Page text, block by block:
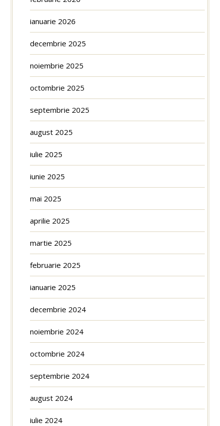
ianuarie 2026
decembrie 2025
noiembrie 2025
octombrie 2025
septembrie 2025
august 2025
iulie 2025
iunie 2025
mai 2025
aprilie 2025
martie 2025
februarie 2025
ianuarie 2025
decembrie 2024
noiembrie 2024
octombrie 2024
septembrie 2024
august 2024
iulie 2024